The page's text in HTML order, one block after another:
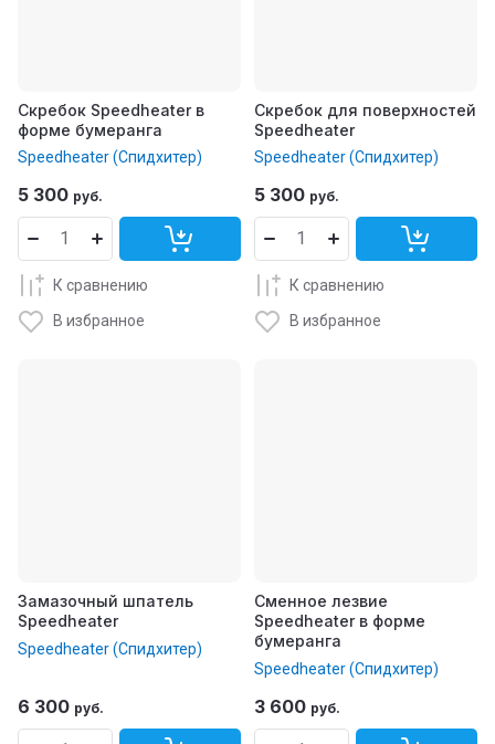
Скребок Speedheater в
форме бумеранга
Speedheater (Спидхитер)
5 300 руб.
К сравнению
В избранное
Скребок для поверхностей
Speedheater
Speedheater (Спидхитер)
5 300 руб.
К сравнению
В избранное
Замазочный шпатель
Speedheater
Speedheater (Спидхитер)
6 300 руб.
Сменное лезвие
Speedheater в форме
бумеранга
Speedheater (Спидхитер)
3 600 руб.